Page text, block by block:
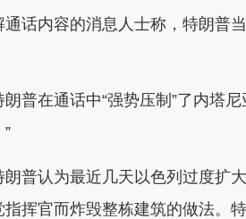
通话内容的消息人士称，特朗普
普在通话中“强势压制”了内塔
朗普认为最近几天以色列过度扩
挥官而炸毁整栋建筑的做法。